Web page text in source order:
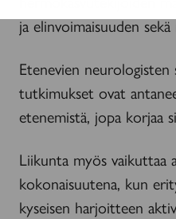
ja elinvoimaisuuden
Etenevien
tutkimukset ovat
etenemistä, jopa korjaa
Liikunta myös
kokonaisuutena, kun
kyseisen harjoitteen